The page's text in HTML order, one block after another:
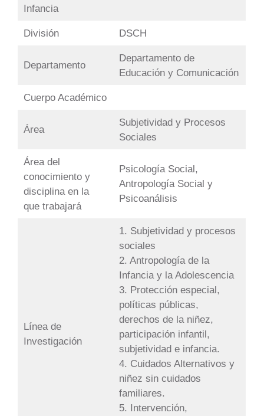
Infancia
División DSCH
Departamento
Departamento de
Educación y Comunicación
Cuerpo Académico
Área
Subjetividad y Procesos
Sociales
Área del
conocimiento y
disciplina en la
que trabajará
Psicología Social,
Antropología Social y
Psicoanálisis
Línea de
Investigación
1. Subjetividad y procesos
sociales
2. Antropología de la
Infancia y la Adolescencia
3. Protección especial,
políticas públicas,
derechos de la niñez,
participación infantil,
subjetividad e infancia.
4. Cuidados Alternativos y
niñez sin cuidados
familiares.
5. Intervención,